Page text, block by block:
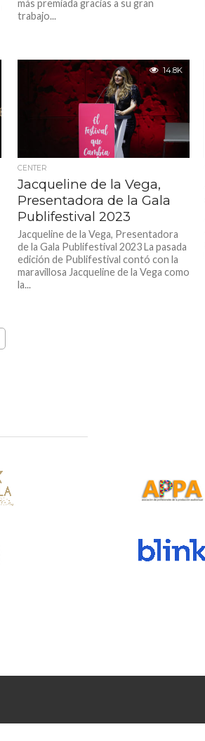
más premiada gracias a su gran
trabajo...
14.8K
CENTER
Jacqueline de la Vega,
Presentadora de la Gala
Publifestival 2023
Jacqueline de la Vega, Presentadora
de la Gala Publifestival 2023 La pasada
edición de Publifestival contó con la
maravillosa Jacqueline de la Vega como
la...